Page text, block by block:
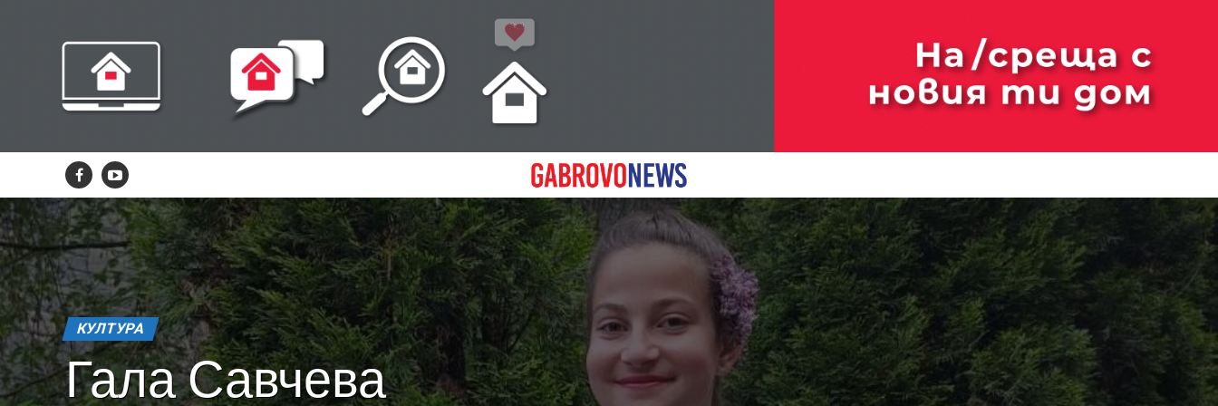
КУЛТУРА
Гала Савчева